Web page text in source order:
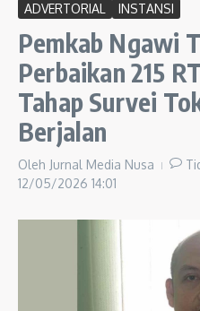
ADVERTORIAL INSTANSI
Pemkab Ngawi
Perbaikan 215
Tahap Survei
Berjalan
Oleh Jurnal Media Nusa
12/05/2026 14:01